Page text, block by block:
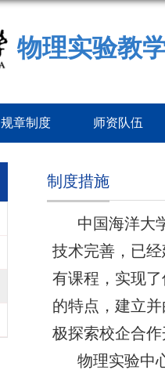
物理实验教
规章制度 师资队伍
制度措施
中国海洋大
技术完善，已
有课程，实现
的特点，建立
极探索校企合作
物理实验中